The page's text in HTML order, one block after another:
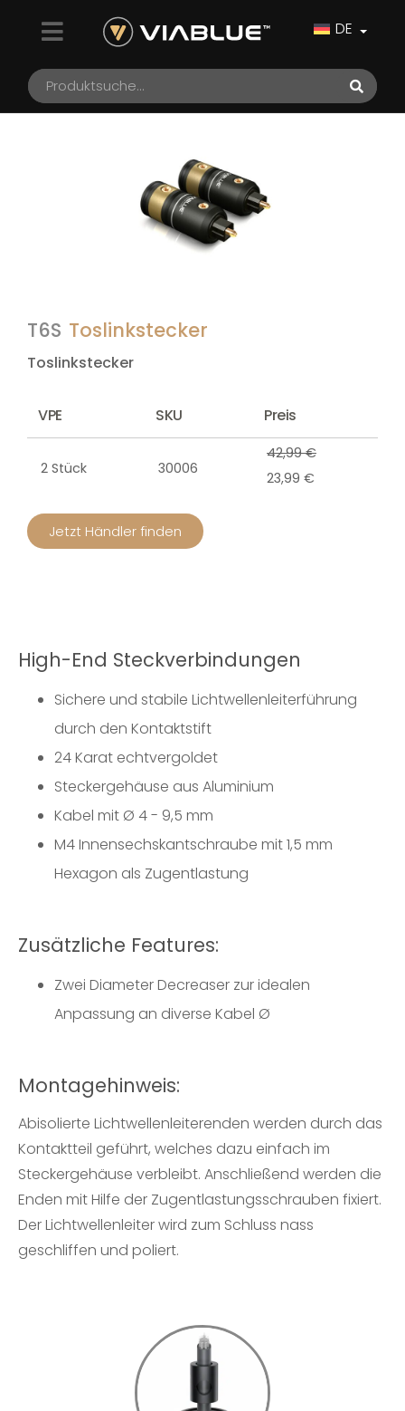
DE
T6S Toslinkstecker
Toslinkstecker
VPE SKU Preis
2 Stück 30006
42,99 €
23,99 €
Jetzt Händler finden
High-End Steckverbindungen
Sichere und stabile Lichtwellenleiterführung
durch den Kontaktstift
24 Karat echtvergoldet
Steckergehäuse aus Aluminium
Kabel mit Ø 4 - 9,5 mm
M4 Innensechskantschraube mit 1,5 mm
Hexagon als Zugentlastung
Zusätzliche Features:
Zwei Diameter Decreaser zur idealen
Anpassung an diverse Kabel Ø
Montagehinweis:
Abisolierte Lichtwellenleiterenden werden durch das
Kontaktteil geführt, welches dazu einfach im
Steckergehäuse verbleibt. Anschließend werden die
Enden mit Hilfe der Zugentlastungsschrauben fixiert.
Der Lichtwellenleiter wird zum Schluss nass
geschliffen und poliert.